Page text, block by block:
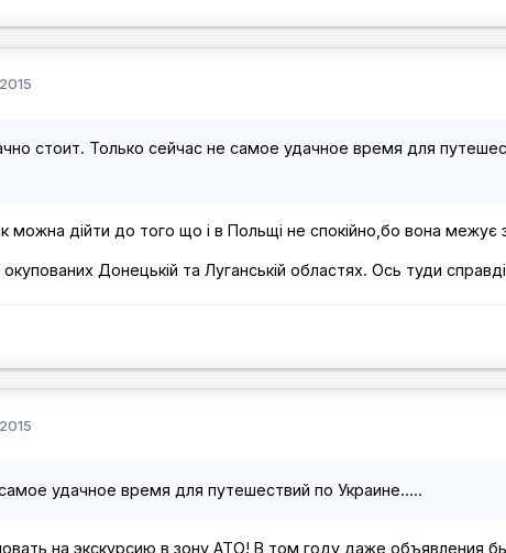
стоит. Только сейчас не самое удачное время для
можна дійти до того що і в Польщі не спокійно,бо вона межує
окупованих Донецькій та Луганській областях. Ось туди
удачное время для путешествий по Украине.....
на экскурсию в зону АТО! В том году даже объявления